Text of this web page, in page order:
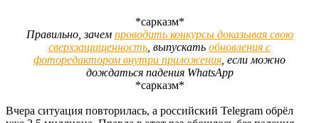
*сарказм*
Правильно, зачем проводить конкурсы доказывая свою
сверхзащищенность , выпускать обновления с
фоторедактором внутри приложения , если можно
дождаться падения WhatsApp
*сарказм*
Вчера ситуация повторилась, а российский Telegram обрёл